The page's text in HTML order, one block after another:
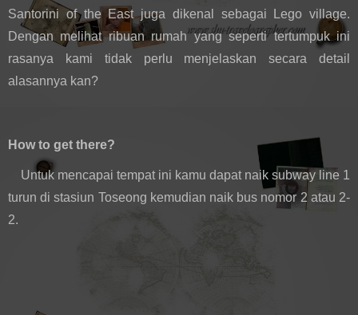
Santorini of the East juga dikenal sebagai Lego village.
Dengan melihat ribuan rumah yang seperti tertumpuk ini
rasanya kami tidak perlu menjelaskan secara detail
alasannya kan?
How to get there?
Untuk mencapai tempat ini kamu dapat naik subway line 1
turun di stasiun Toseong kemudian naik bus nomor 2 atau 2-
2.